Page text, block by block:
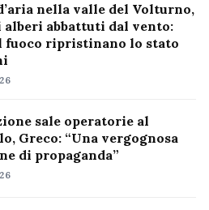
nella valle del Volturno,
alberi abbattuti dal vento:
fuoco ripristinano lo stato
sale operatorie al
Greco: “Una vergognosa
di propaganda”